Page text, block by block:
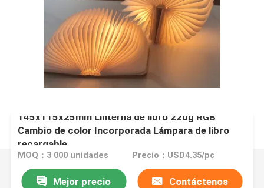
145x115x25mm Linterna de libro 220g RGB
Cambio de color Incorporada Lámpara de libro
recargable
MOQ：3 000 unidades Precio：USD4.35/pc
Mejor precio Contáctenos